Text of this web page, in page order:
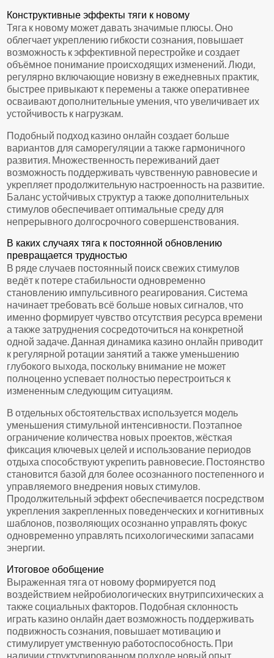
Конструктивные эффекты тяги к новому
Тяга к новому может давать значимые плюсы. Оно
облегчает укреплению гибкости сознания, повышает
возможность к эффективной перестройке и создает
объёмное понимание происходящих изменений. Люди,
регулярно включающие новизну в ежедневных практик,
быстрее привыкают к перемены а также оперативнее
осваивают дополнительные умения, что увеличивает их
устойчивость к нагрузкам.
Подобный подход казино онлайн создает больше
вариантов для саморегуляции а также гармоничного
развития. Множественность переживаний дает
возможность поддерживать чувственную равновесие и
укрепляет продолжительную настроенность на развитие.
Баланс устойчивых структур а также дополнительных
стимулов обеспечивает оптимальные среду для
непрерывного долгосрочного совершенствования.
В каких случаях тяга к постоянной обновлению
превращается трудностью
В ряде случаев постоянный поиск свежих стимулов
ведёт к потере стабильности одновременно
становлению импульсивного реагирования. Система
начинает требовать всё больше новых сигналов, что
именно формирует чувство отсутствия ресурса времени
а также затруднения сосредоточиться на конкретной
одной задаче. Данная динамика казино онлайн приводит
к регулярной ротации занятий а также уменьшению
глубокого выхода, поскольку внимание не может
полноценно успевает полностью перестроиться к
измененным следующим ситуациям.
В отдельных обстоятельствах используется модель
уменьшения стимульной интенсивности. Поэтапное
ограничение количества новых проектов, жёсткая
фиксация ключевых целей и использование периодов
отдыха способствуют укрепить равновесие. Постоянство
становится базой для более осознанного постепенного и
управляемого внедрения новых стимулов.
Продолжительный эффект обеспечивается посредством
укрепления закрепленных поведенческих и когнитивных
шаблонов, позволяющих осознанно управлять фокус
одновременно управлять психологическими запасами
энергии.
Итоговое обобщение
Выраженная тяга от новому формируется под
воздействием нейробиологических внутрипсихических а
также социальных факторов. Подобная склонность
играть казино онлайн дает возможность поддерживать
подвижность сознания, повышает мотивацию и
стимулирует умственную работоспособность. При
наличии структурированном подходе новый опыт